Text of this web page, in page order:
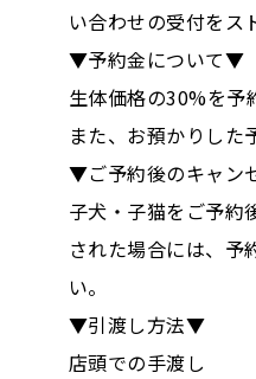
い合わせの受付をス
▼予約金について▼
生体価格の30%を予
また、お預かりした
▼ご予約後のキャン
子犬・子猫をご予約
された場合には、予
い。
▼引渡し方法▼
店頭での手渡し